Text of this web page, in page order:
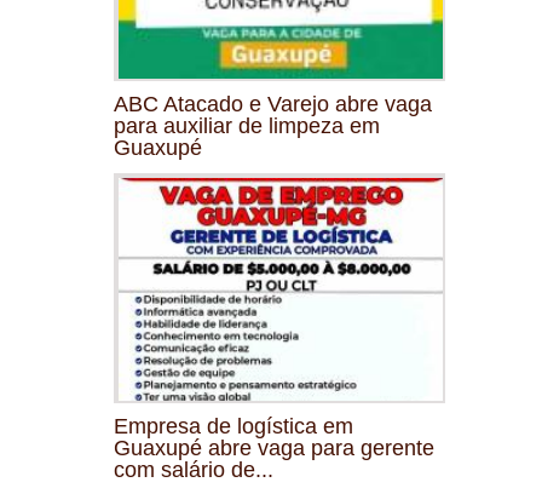
ABC Atacado e Varejo abre vaga
para auxiliar de limpeza em
Guaxupé
Empresa de logística em
Guaxupé abre vaga para gerente
com salário de...